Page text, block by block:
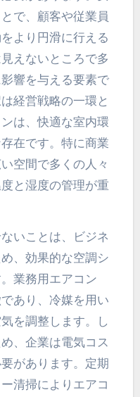
で、顧客や従業員
より円滑に行える
えないところで多
響を与える要素で
経営戦略の一環と
は、快適な室内環
在です。特に商業
空間で多くの人々
と湿度の管理が重
いことは、ビジネ
、効果的な空調シ
業務用エアコン
あり、冷媒を用い
を調整します。し
、企業は電気コス
があります。定期
清掃によりエアコ